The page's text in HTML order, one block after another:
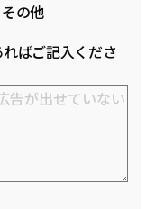
その他
ばご記入くださ